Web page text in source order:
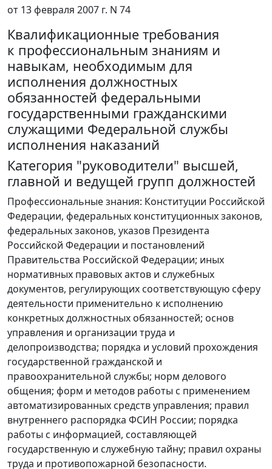
от 13 февраля 2007 г. N 74
Квалификационные требования
к профессиональным знаниям и
навыкам, необходимым для
исполнения должностных
обязанностей федеральными
государственными гражданскими
служащими Федеральной службы
исполнения наказаний
Категория "руководители" высшей,
главной и ведущей групп должностей
Профессиональные знания: Конституции Российской
Федерации, федеральных конституционных законов,
федеральных законов, указов Президента
Российской Федерации и постановлений
Правительства Российской Федерации; иных
нормативных правовых актов и служебных
документов, регулирующих соответствующую сферу
деятельности применительно к исполнению
конкретных должностных обязанностей; основ
управления и организации труда и
делопроизводства; порядка и условий прохождения
государственной гражданской и
правоохранительной службы; норм делового
общения; форм и методов работы с применением
автоматизированных средств управления; правил
внутреннего распорядка ФСИН России; порядка
работы с информацией, составляющей
государственную и служебную тайну; правил охраны
труда и противопожарной безопасности.